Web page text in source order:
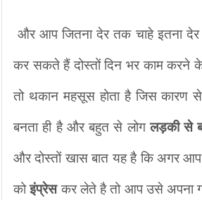
और आप जितना देर तक चाहे इतना
कर सकते हैं दोस्तों दिन भर काम करने
तो थकान महसूस होता है जिस कारण
बनता ही है और बहुत से लोग लड़की से
और दोस्तों खास बात यह है कि अगर
को इंप्रेस कर लेते है तो आप उसे अपना